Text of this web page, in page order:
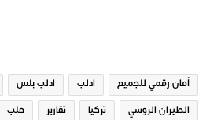
أمان رقمي للجميع ادلب ادلب بلس
الطيران الروسي تركيا تقارير حلب